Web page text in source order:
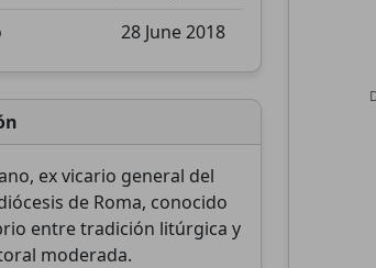
28 June 2018
ex vicario general del
de Roma, conocido
entre tradición litúrgica y
moderada.